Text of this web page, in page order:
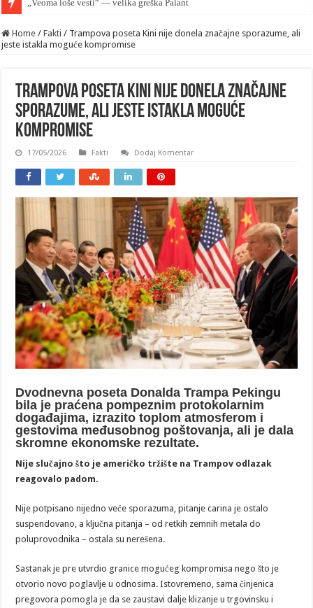
„Veoma loše vesti“ — velika greška Palantira u Rusiji
Home / Fakti / Trampova poseta Kini nije donela značajne sporazume, ali
jeste istakla moguće kompromise
Trampova poseta Kini nije donela značajne
sporazume, ali jeste istakla moguće
kompromise
17/05/2026 Fakti Dodaj Komentar
Dvodnevna poseta Donalda Trampa Pekingu
bila je praćena pompeznim protokolarnim
događajima, izrazito toplom atmosferom i
gestovima međusobnog poštovanja, ali je dala
skromne ekonomske rezultate.
Nije slučajno što je američko tržište na Trampov odlazak
reagovalo padom.
Nije potpisano nijedno veće sporazuma, pitanje carina je ostalo
suspendovano, a ključna pitanja – od retkih zemnih metala do
poluprovodnika – ostala su nerešena.
Sastanak je pre utvrdio granice mogućeg kompromisa nego što je
otvorio novo poglavlje u odnosima. Istovremeno, sama činjenica
pregovora pomogla je da se zaustavi dalje klizanje u trgovinsku i